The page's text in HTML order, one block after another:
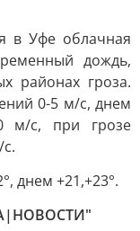
в Уфе облачная
дождь,
районах гроза.
0-5 м/с, днем
м/с, при грозе
днем +21,+23°.